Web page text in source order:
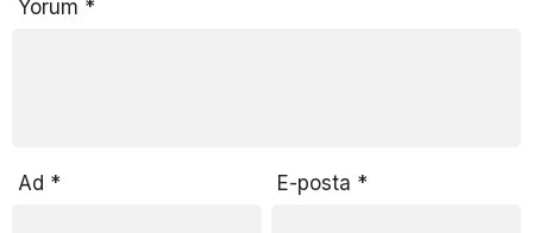
Yorum *
Ad * E-posta *